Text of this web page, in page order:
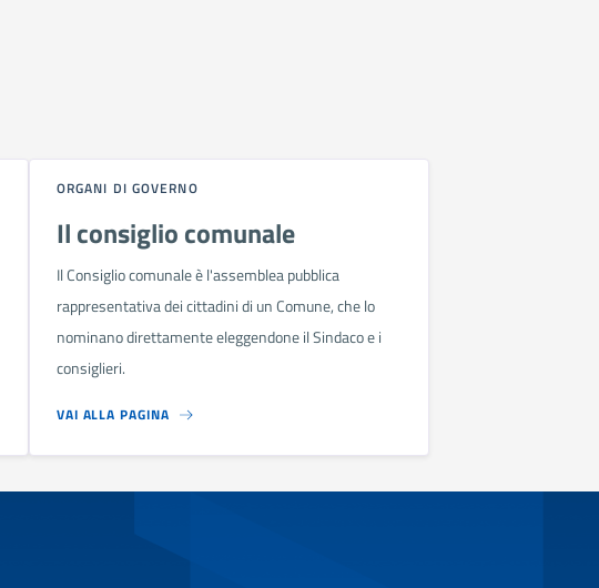
ORGANI DI GOVERNO
Il consiglio comunale
Il Consiglio comunale è l'assemblea pubblica
rappresentativa dei cittadini di un Comune, che lo
nominano direttamente eleggendone il Sindaco e i
consiglieri.
VAI ALLA PAGINA